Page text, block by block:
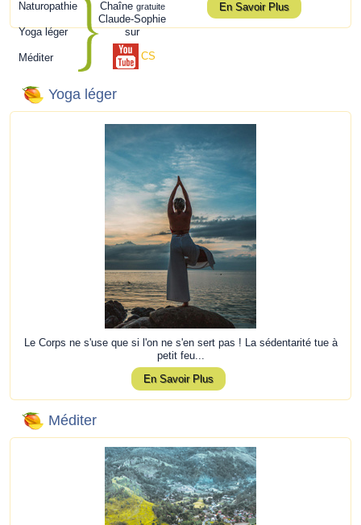
Naturopathie
Yoga léger
Méditer
Chaîne gratuite
Claude-Sophie
sur
CS
En Savoir Plus
Yoga léger
Le Corps ne s'use que si l'on ne s'en sert pas ! La sédentarité tue à
petit feu...
En Savoir Plus
Méditer